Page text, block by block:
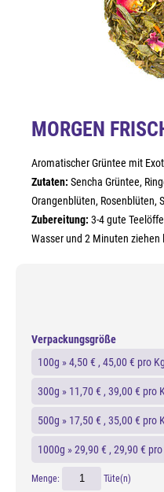
MORGEN
Aromatischer Grüntee mit
Zutaten: Sencha Grüntee,
Orangenblüten, Rosenblüten,
Zubereitung: 3-4 gute
Wasser und 2 Minuten ziehen
Verpackungsgröße
100g »4,50 € , 45,00 € pro Kg
300g » 11,70 € , 39,00 € pro
500g » 17,50 € , 35,00 € pro
1000g »29,90 € , 29,90 € pro
Menge: Tüte(n)